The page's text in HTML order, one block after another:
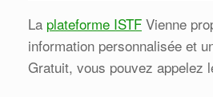
La plateforme ISTF Vienne
information personnalisée et
Gratuit, vous pouvez appelez